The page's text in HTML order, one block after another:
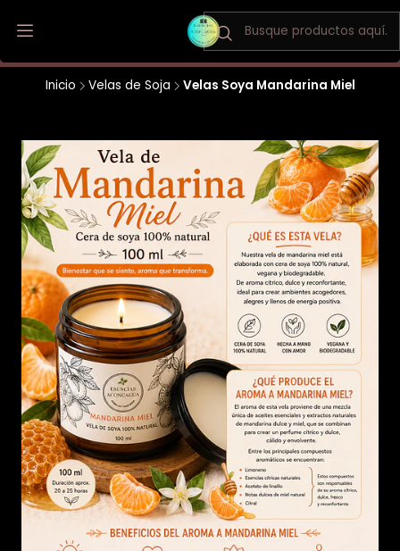
Envio a todo Chile / Los Andes y San Felipe envio gratis
Inicio Velas de Soja Velas Soya Mandarina Miel